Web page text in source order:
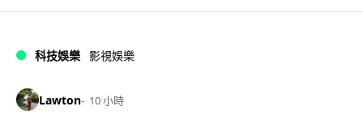
科技娛樂 影視娛樂
Lawton 10 小時